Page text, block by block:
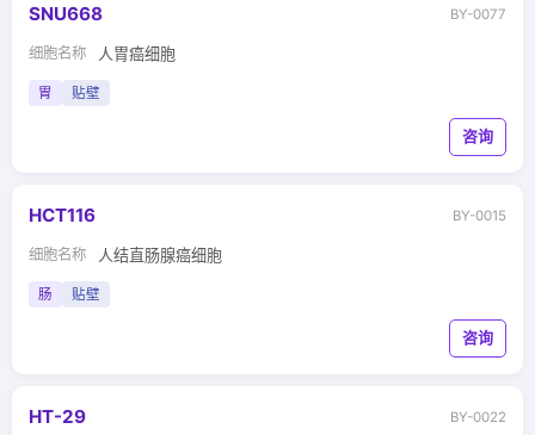
SNU668 BY-0077
细胞名称 人胃癌细胞
胃 贴壁
咨询
HCT116 BY-0015
细胞名称 人结直肠腺癌细胞
肠 贴壁
咨询
HT-29 BY-0022